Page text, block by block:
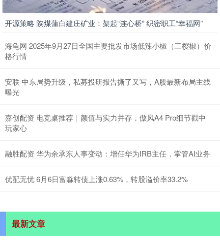
开源策略 陕煤蒲白建庄矿业：架起“连心桥” 织密职工“幸福网”
海龟网 2025年9月27日全国主要批发市场低辣小椒（三樱椒）价
格行情
安联 中东局势升级，私募投研报告撕了又写，A股最新布局主线
曝光
嘉创配资 电竞桌推荐｜颜值与实力并存，傲风A4 Pro细节戳中
玩家心
融胜配资 华为余承东人事变动：增任华为IRB主任，掌管AI业务
优配无忧 6月6日富淼转债上涨0.63%，转股溢价率33.2%
最新文章